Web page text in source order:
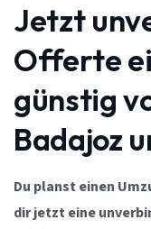
Jetzt
Offerte
günstig
Badajoz
Du planst einen
dir jetzt eine